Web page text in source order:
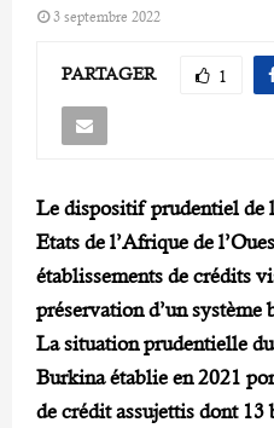
3 septembre 2022
PARTAGER 1
Le dispositif prudentiel de
Etats de l’Afrique de
établissements de crédits
préservation d’un
La situation prudentielle
Burkina établie en 2021
de crédit assujettis dont 13